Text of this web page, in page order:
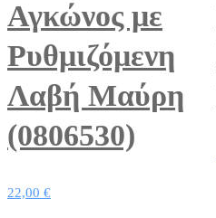
Αγκώνος με
Ρυθμιζόμενη
Λαβή Mαύρη
(0806530)
22,00 €